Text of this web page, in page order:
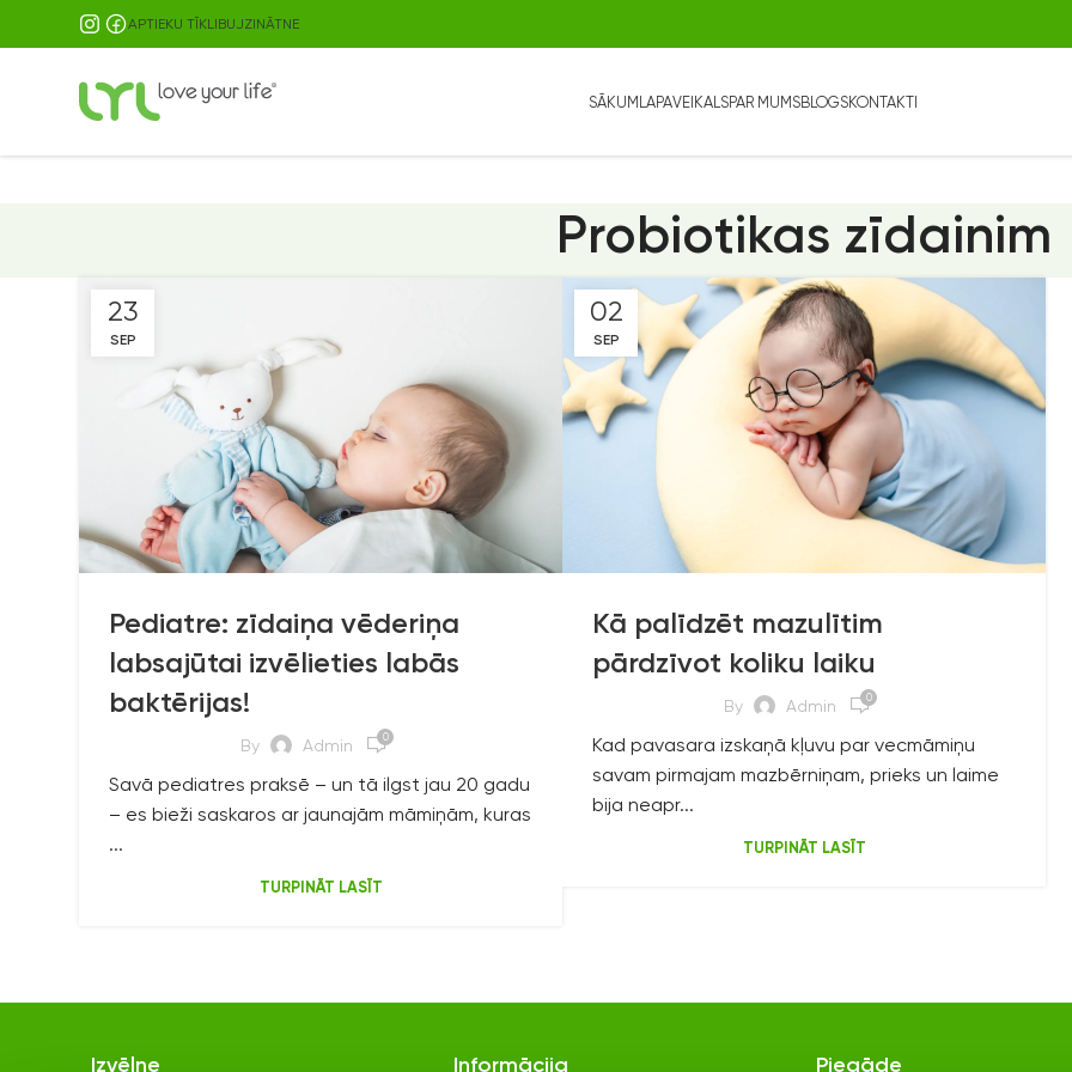
APTIEKU TĪKLIBUJZINĀTNE
SĀKUMLAPAVEIKALSPAR MUMSBLOGSKONTAKTI
Probiotikas zīdainim
23
SEP
Pediatre: zīdaiņa vēderiņa
labsajūtai izvēlieties labās
baktērijas!
By Admin 0
Savā pediatres praksē – un tā ilgst jau 20 gadu
– es bieži saskaros ar jaunajām māmiņām, kuras
...
TURPINĀT LASĪT
02
SEP
Kā palīdzēt mazulītim
pārdzīvot koliku laiku
By Admin 0
Kad pavasara izskaņā kļuvu par vecmāmiņu
savam pirmajam mazbērniņam, prieks un laime
bija neapr...
TURPINĀT LASĪT
Izvēlne Informācija Piegāde
PIEGĀDE JAU NO 9.99 EUR